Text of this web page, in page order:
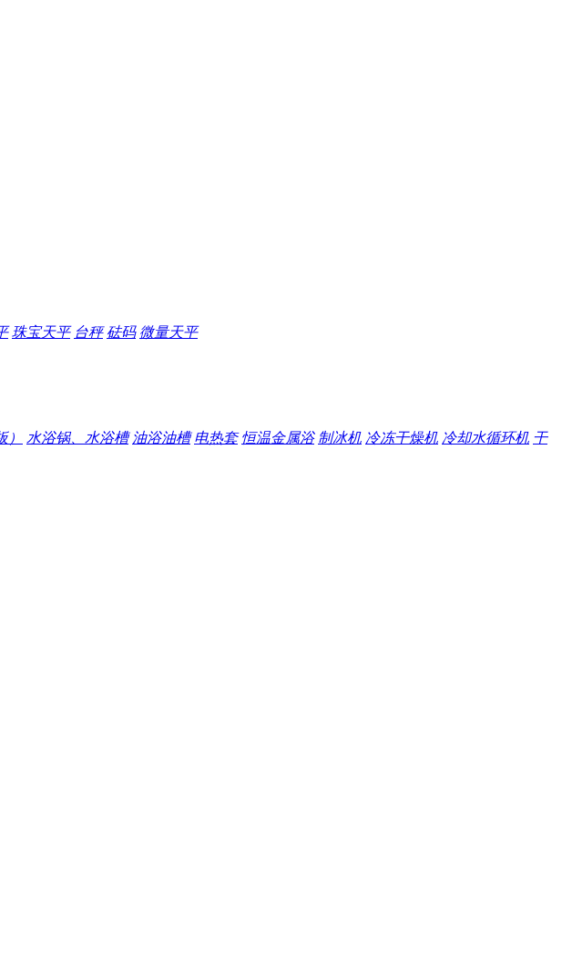
珠宝天平 台秤 砝码 微量天平
水浴锅、水浴槽 油浴油槽 电热套 恒温金属浴 制冰机 冷冻干燥机 冷却水循环机 干